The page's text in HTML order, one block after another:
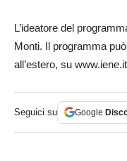
L’ideatore del
Monti. Il programma
all’estero, su
Seguici su Google